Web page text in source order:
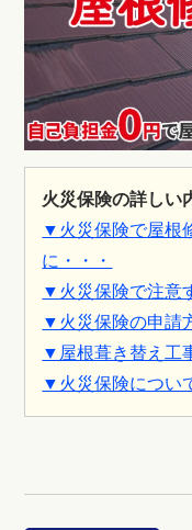
火災保険の詳しい
▼火災保険で屋根
に・・・
▼火災保険で注意
▼火災保険の申請
▼屋根葺き替え工
▼火災保険につい